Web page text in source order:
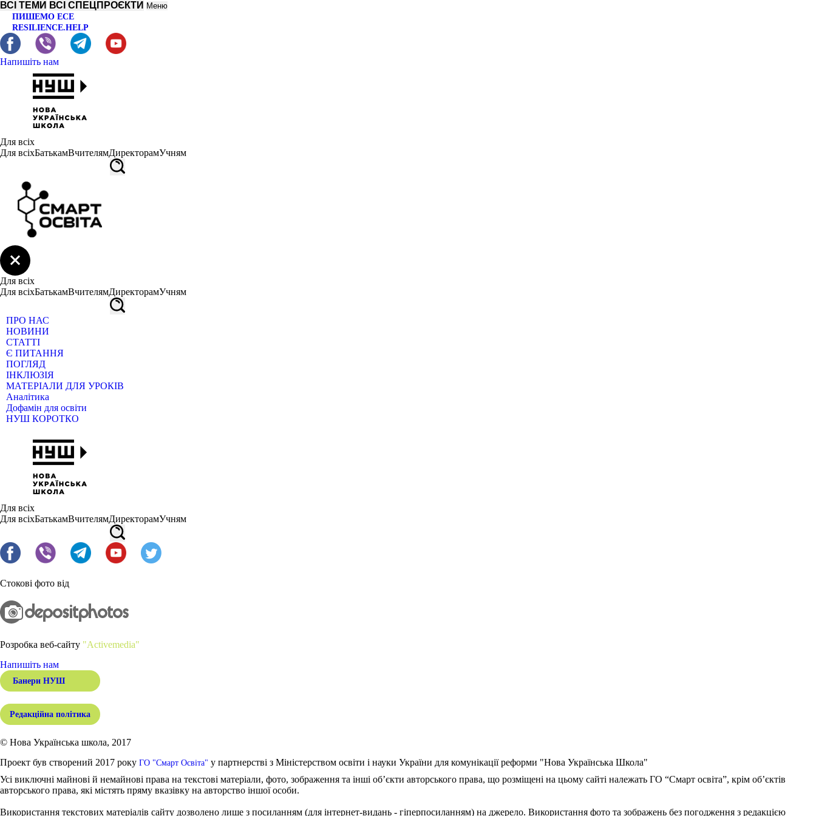
ВСІ ТЕМИ ВСІ СПЕЦПРОЄКТИ Меню
ПИШЕМО ЕСЕ
RESILIENCE.HELP
Напишіть нам
Для всіх
Для всіхБатькамВчителямДиректорамУчням
Для всіх
Для всіхБатькамВчителямДиректорамУчням
ПРО НАС
НОВИНИ
СТАТТІ
Є ПИТАННЯ
ПОГЛЯД
ІНКЛЮЗІЯ
МАТЕРІАЛИ ДЛЯ УРОКІВ
Аналітика
Дофамін для освіти
НУШ КОРОТКО
Для всіх
Для всіхБатькамВчителямДиректорамУчням
Стокові фото від
Розробка веб-сайту "Activemedia"
Напишіть нам
Банери НУШ
Редакційна політика
© Нова Українська школа, 2017
Проект був створений 2017 року ГО "Смарт Освіта" у партнерстві з Міністерством освіти і науки України для комунікації реформи "Нова Українська Школа"
Усі виключні майнові й немайнові права на текстові матеріали, фото, зображення та інші об’єкти авторського права, що розміщені на цьому сайті належать ГО “Смарт освіта”, крім об’єктів
авторського права, які містять пряму вказівку на авторство іншої особи.
Використання текстових матеріалів сайту дозволено лише з посиланням (для інтернет-видань - гіперпосиланням) на джерело. Використання фото та зображень без погодження з редакцією